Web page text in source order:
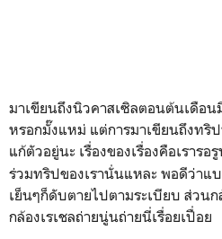
มาเขียนถึงนิวคาสเซิลตอนต้นเดือน
หรอกมั๊งแหม่ แต่การมาเขียนถึงทริ
แก้ตัวอยู่นะ เรื่องของเรื่องคือเรารอ
ร่วมทริปของเรานั่นแหละ พอดีว่าแ
เย็นๆก็ดับตายไปตามระเบียบ ส่วน
กล้องเรเชลถ่ายนู่นถ่ายนี่เรื่อยเปื่อย